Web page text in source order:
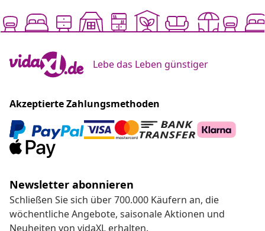
Lebe das Leben günstiger
Akzeptierte Zahlungsmethoden
Newsletter abonnieren
Schließen Sie sich über 700.000 Käufern an, die
wöchentliche Angebote, saisonale Aktionen und
Neuheiten von vidaXL erhalten.